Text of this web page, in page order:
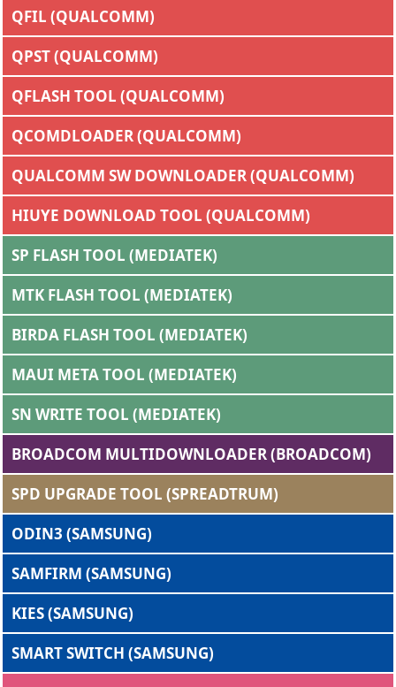
QFIL (QUALCOMM)
QPST (QUALCOMM)
QFLASH TOOL (QUALCOMM)
QCOMDLOADER (QUALCOMM)
QUALCOMM SW DOWNLOADER (QUALCOMM)
HIUYE DOWNLOAD TOOL (QUALCOMM)
SP FLASH TOOL (MEDIATEK)
MTK FLASH TOOL (MEDIATEK)
BIRDA FLASH TOOL (MEDIATEK)
MAUI META TOOL (MEDIATEK)
SN WRITE TOOL (MEDIATEK)
BROADCOM MULTIDOWNLOADER (BROADCOM)
SPD UPGRADE TOOL (SPREADTRUM)
ODIN3 (SAMSUNG)
SAMFIRM (SAMSUNG)
KIES (SAMSUNG)
SMART SWITCH (SAMSUNG)